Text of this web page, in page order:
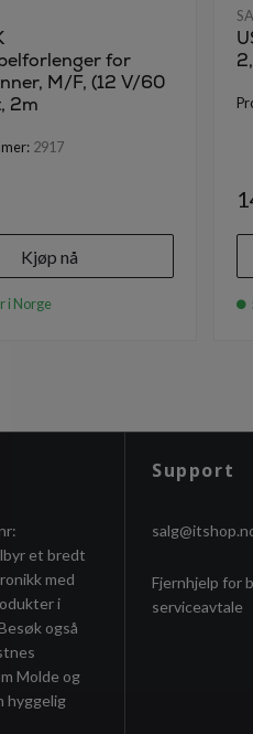
for
M/F, (12 V/60
2m
2917
Kjøp nå
i Norge
et bredt
med
i
også
Molde og
hyggelig
Support
Fjernhjelp for
serviceavtale